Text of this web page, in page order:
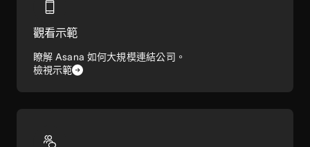
觀看示範
瞭解 Asana 如何大規模連結公司。
檢視示範